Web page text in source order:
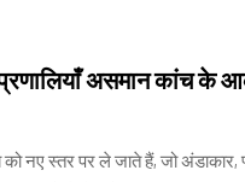
असमान कांच के
को नए स्तर पर ले जाते हैं, जो